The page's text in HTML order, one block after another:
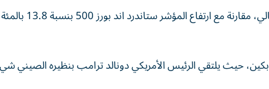
وتقدم المؤشر ستوكس ⁠600 بواقع 4.7 بالمئة
حيث يلتقي الرئيس الأمريكي دونالد ترامب بنظيره الصيني